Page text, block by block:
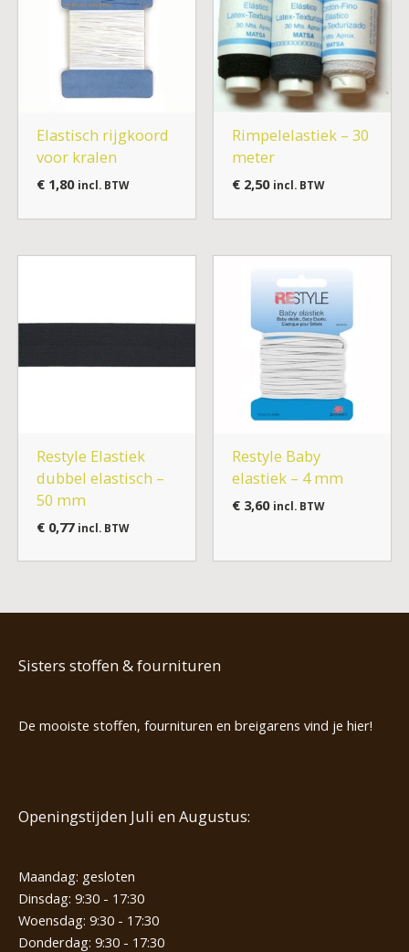
Elastisch rijgkoord
voor kralen
€1,80 incl. BTW
Rimpelelastiek – 30
meter
€2,50 incl. BTW
Restyle Elastiek
dubbel elastisch –
50 mm
€0,77 incl. BTW
Restyle Baby
elastiek – 4 mm
€3,60 incl. BTW
Sisters stoffen & fournituren
De mooiste stoffen, fournituren en breigarens vind je hier!
Openingstijden Juli en Augustus:
Maandag: gesloten
Dinsdag: 9:30 - 17:30
Woensdag: 9:30 - 17:30
Donderdag: 9:30 - 17:30